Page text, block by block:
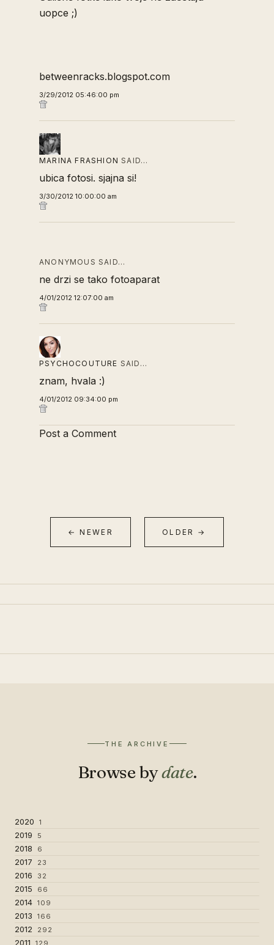
uopce ;)
betweenracks.blogspot.com
3/29/2012 05:46:00 pm
MARINA FRASHION SAID…
ubica fotosi. sjajna si!
3/30/2012 10:00:00 am
ANONYMOUS SAID…
ne drzi se tako fotoaparat
4/01/2012 12:07:00 am
PSYCHOCOUTURE SAID…
znam, hvala :)
4/01/2012 09:34:00 pm
Post a Comment
← NEWER OLDER →
THE ARCHIVE
Browse bydate.
2020 1
2019 5
2018 6
2017 23
2016 32
2015 66
2014 109
2013 166
2012 292
2011 129